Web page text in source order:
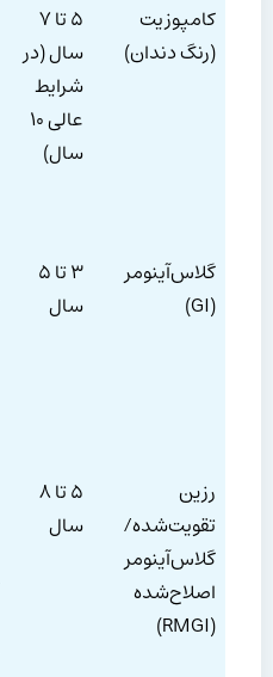
کامپوزیت
(رنگ دندان)
۵ تا ۷
سال (در
شرایط
عالی ۱۰
سال)
گلاس‌آینومر
(GI)
۳ تا ۵
سال
رزین
تقویت‌شده/
گلاس‌آینومر
اصلاح‌شده
(RMGI)
۵ تا ۸
سال